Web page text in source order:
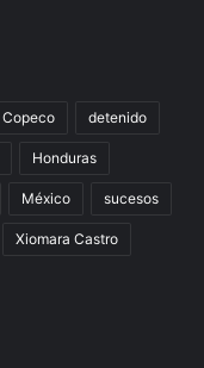
Copeco detenido
Honduras
México sucesos
Xiomara Castro